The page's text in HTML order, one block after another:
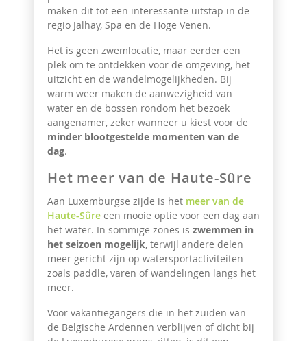
maken dit tot een interessante uitstap in de
regio Jalhay, Spa en de Hoge Venen.
Het is geen zwemlocatie, maar eerder een
plek om te ontdekken voor de omgeving, het
uitzicht en de wandelmogelijkheden. Bij
warm weer maken de aanwezigheid van
water en de bossen rondom het bezoek
aangenamer, zeker wanneer u kiest voor de
minder blootgestelde momenten van de
dag.
Het meer van de Haute-Sûre
Aan Luxemburgse zijde is het meer van de
Haute-Sûre een mooie optie voor een dag aan
het water. In sommige zones is zwemmen in
het seizoen mogelijk, terwijl andere delen
meer gericht zijn op watersportactiviteiten
zoals paddle, varen of wandelingen langs het
meer.
Voor vakantiegangers die in het zuiden van
de Belgische Ardennen verblijven of dicht bij